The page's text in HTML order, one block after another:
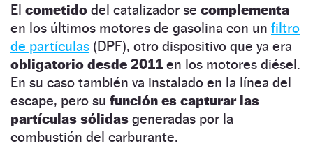
El cometido del catalizador se complementa
en los últimos motores de gasolina con un filtro
de partículas (DPF), otro dispositivo que ya era
obligatorio desde 2011 en los motores diésel.
En su caso también va instalado en la línea del
escape, pero su función es capturar las
partículas sólidas generadas por la
combustión del carburante.